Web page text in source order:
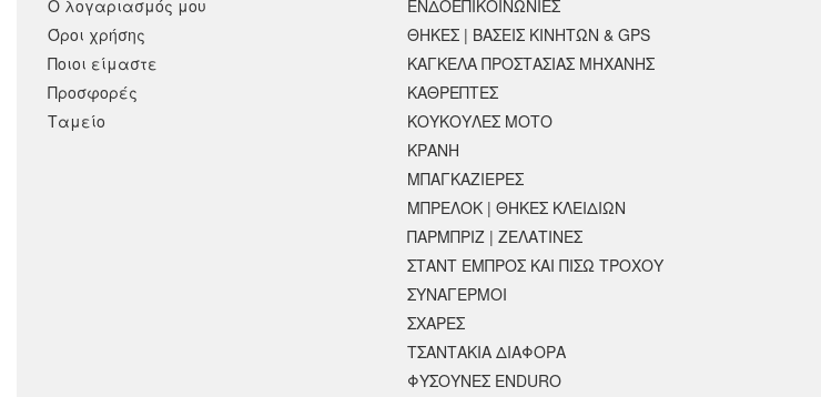
Ο λογαριασμός μου
Όροι χρήσης
Ποιοι είμαστε
Προσφορές
Ταμείο
ΕΝΔΟΕΠΙΚΟΙΝΩΝΙΕΣ
ΘΗΚΕΣ | ΒΑΣΕΙΣ ΚΙΝΗΤΩΝ & GPS
ΚΑΓΚΕΛΑ ΠΡΟΣΤΑΣΙΑΣ ΜΗΧΑΝΗΣ
ΚΑΘΡΕΠΤΕΣ
ΚΟΥΚΟΥΛΕΣ ΜΟΤΟ
ΚΡΆΝΗ
ΜΠΑΓΚΑΖΙΕΡΕΣ
ΜΠΡΕΛΟΚ | ΘΗΚΕΣ ΚΛΕΙΔΙΩΝ
ΠΑΡΜΠΡΙΖ | ΖΕΛΑΤΙΝΕΣ
ΣΤΑΝΤ ΕΜΠΡΟΣ ΚΑΙ ΠΙΣΩ ΤΡΟΧΟΥ
ΣΥΝΑΓΕΡΜΟΙ
ΣΧΑΡΕΣ
ΤΣΑΝΤΑΚΙΑ ΔΙΑΦΟΡΑ
ΦΥΣΟΥΝΕΣ ENDURO